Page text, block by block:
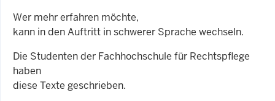
Wer mehr erfahren möchte,
kann in den Auftritt in schwerer Sprache wechseln.
Die Studenten der Fachhochschule für Rechtspflege
haben
diese Texte geschrieben.